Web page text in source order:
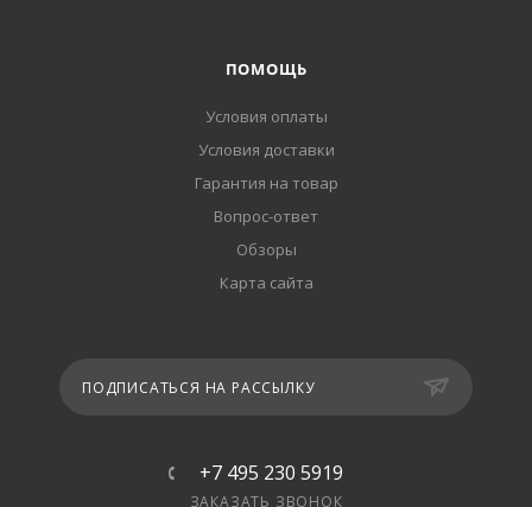
ПОМОЩЬ
Условия оплаты
Условия доставки
Гарантия на товар
Вопрос-ответ
Обзоры
Карта сайта
ПОДПИСАТЬСЯ НА РАССЫЛКУ
+7 495 230 5919
ЗАКАЗАТЬ ЗВОНОК